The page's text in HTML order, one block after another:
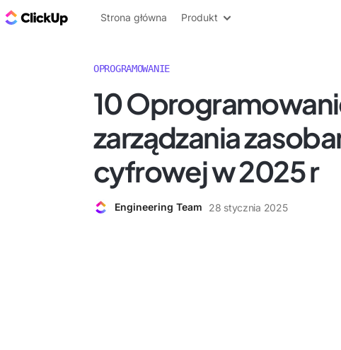
ClickUp Blog
Strona główna Produkt
OPROGRAMOWANIE
10
zarządzania
cyfrowej w 2025 r
Engineering Team 28 stycznia 2025